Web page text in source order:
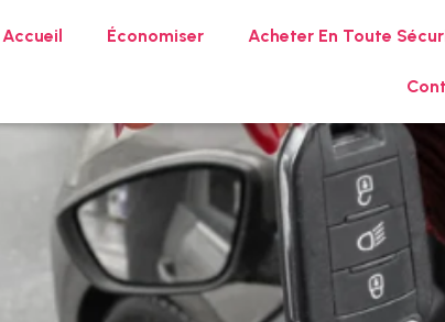
Accueil Économiser Acheter En Toute